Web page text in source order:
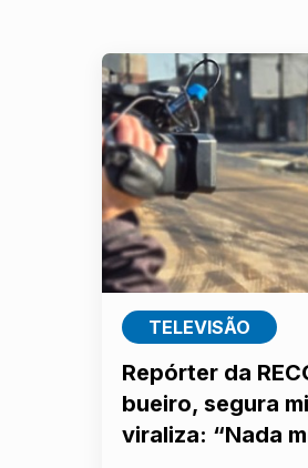
TELEVISÃO
Repórter da
bueiro, segura
viraliza: “Nada